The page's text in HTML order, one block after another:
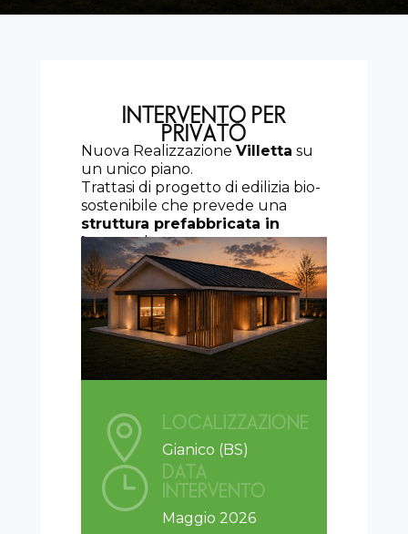
INTERVENTO PER
PRIVATO
Nuova Realizzazione Villetta su
un unico piano.
Trattasi di progetto di edilizia bio-
sostenibile che prevede una
struttura prefabbricata in
legnox-lam con strutture a
secco e impianti a fonti rinnovabili.
 LOCALIZZAZIONE
Gianico (BS)
}
DATA
INTERVENTO
Maggio 2026